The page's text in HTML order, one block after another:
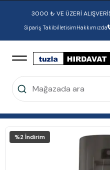
3000 ₺ VE ÜZERİ
Sipariş TakibiİletisimHakkımızda
%2 İndirim